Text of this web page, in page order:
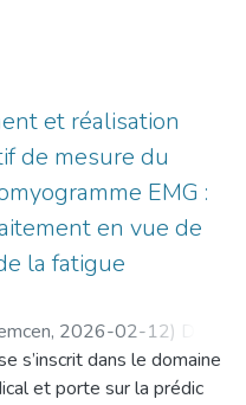
as separate tasks,
an integrated
retinal image
combining deep
hyperparameter
learning. A robust retinal
is developed,
residual attention
Gaussian-
les formes cliniquement
significatives (csPCa),
L’imagerie par
multiparamétrique
le système PI-RADS,
mais reste limitée par la
manuel des
inter-observateur,
des biomarqueurs
et réalisation
de mesure du
EMG :
en vue de
la fatigue
, 2026-02-12)
s’inscrit dans le domaine
et porte sur la prédic